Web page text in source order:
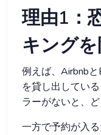
理由1：
キング
例えば、Airbnb
を貸し出してい
ラーがないと、
一方で予約が入